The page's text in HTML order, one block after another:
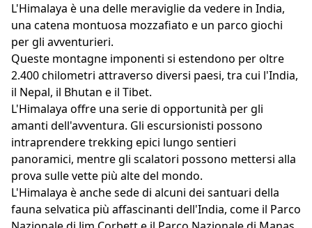
L'Himalaya è una delle meraviglie da vedere in India,
una catena montuosa mozzafiato e un parco giochi
per gli avventurieri.
Queste montagne imponenti si estendono per oltre
2.400 chilometri attraverso diversi paesi, tra cui l'India,
il Nepal, il Bhutan e il Tibet.
L'Himalaya offre una serie di opportunità per gli
amanti dell'avventura. Gli escursionisti possono
intraprendere trekking epici lungo sentieri
panoramici, mentre gli scalatori possono mettersi alla
prova sulle vette più alte del mondo.
L'Himalaya è anche sede di alcuni dei santuari della
fauna selvatica più affascinanti dell'India, come il Parco